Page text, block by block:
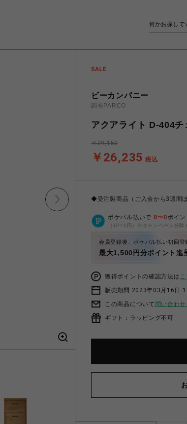
ビーカンパニー
調布PARCO
アクアライト D-404チ
￥26,235 税込
￥29,150
◆受注製商品（ご入金から3週間
ポケパル払いで 0〜0ポイン
（1P=1円）※キャンペーン分除く
会員登録後、ポケパル払い初回登
最大1,500円分ポイント進
獲得ポイントの確認方法はこ
販売期間 2023年03月16日
この商品について 問い合わせ
ギフト：ラッピング不可